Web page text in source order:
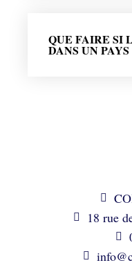
QUE FAIRE SI
DANS UN
18 rue